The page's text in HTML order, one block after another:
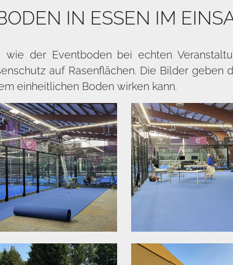
IN ESSEN IM
der Eventboden bei echten
auf Rasenflächen. Die Bilder geben
einheitlichen Boden wirken kann.